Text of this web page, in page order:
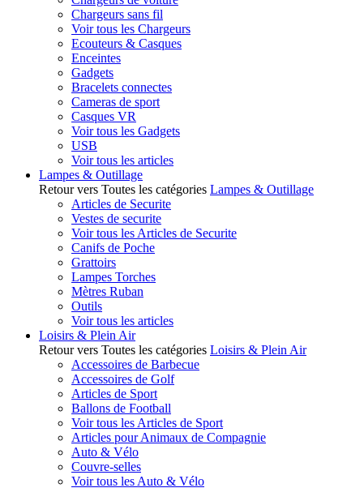
Chargeurs sans fil
Voir tous les Chargeurs
Ecouteurs & Casques
Enceintes
Gadgets
Bracelets connectes
Cameras de sport
Casques VR
Voir tous les Gadgets
USB
Voir tous les articles
Lampes & Outillage
Retour vers Toutes les catégories Lampes & Outillage
Articles de Securite
Vestes de securite
Voir tous les Articles de Securite
Canifs de Poche
Grattoirs
Lampes Torches
Mètres Ruban
Outils
Voir tous les articles
Loisirs & Plein Air
Retour vers Toutes les catégories Loisirs & Plein Air
Accessoires de Barbecue
Accessoires de Golf
Articles de Sport
Ballons de Football
Voir tous les Articles de Sport
Articles pour Animaux de Compagnie
Auto & Vélo
Couvre-selles
Voir tous les Auto & Vélo